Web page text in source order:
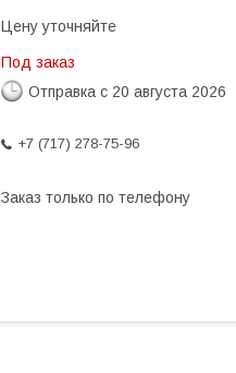
Цену уточняйте
Под заказ
Отправка с 20 августа 2026
+7 (717) 278-75-96
Заказ только по телефону